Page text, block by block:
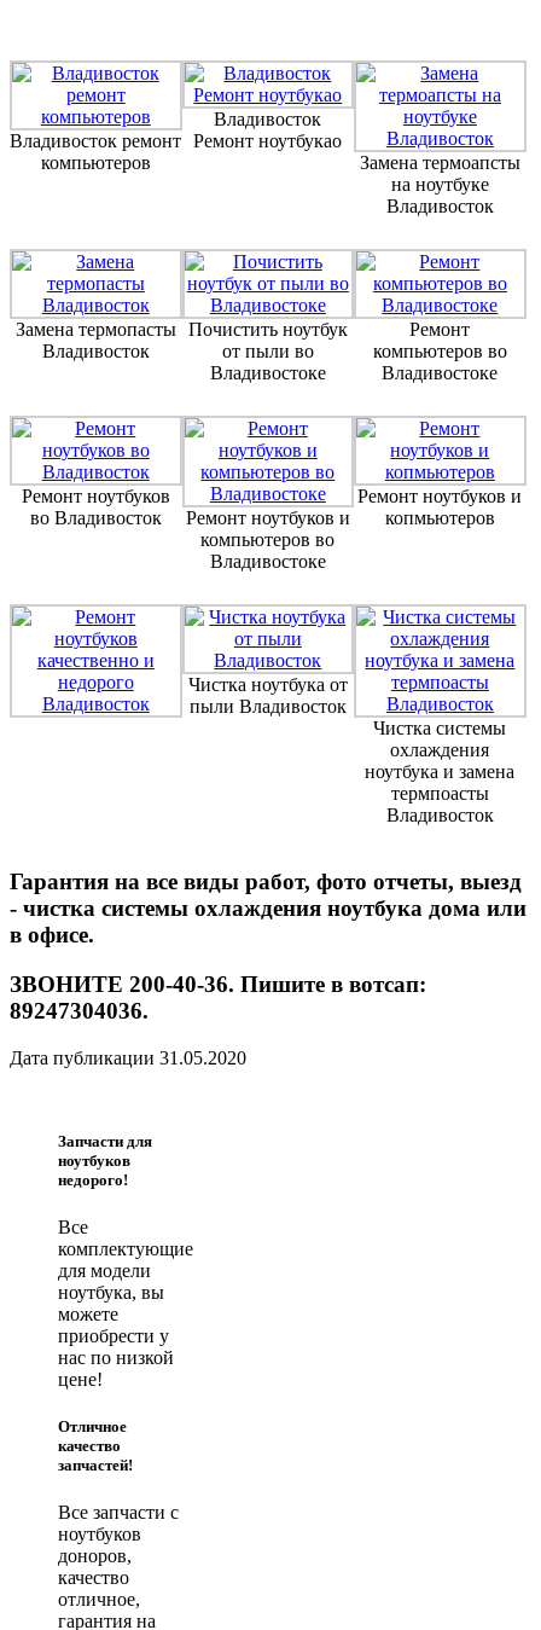
Владивосток ремонт
компьютеров
Владивосток
Ремонт ноутбукао
Замена термоапсты
на ноутбуке
Владивосток
Замена термопасты
Владивосток
Почистить ноутбук
от пыли во
Владивостоке
Ремонт
компьютеров во
Владивостоке
Ремонт ноутбуков
во Владивосток
Ремонт ноутбуков и
компьютеров во
Владивостоке
Ремонт ноутбуков и
копмьютеров
Чистка ноутбука от
пыли Владивосток
Чистка системы
охлаждения
ноутбука и замена
термпоасты
Владивосток
Гарантия на все виды работ, фото отчеты, выезд
- чистка системы охлаждения ноутбука дома или
в офисе.
ЗВОНИТЕ 200-40-36. Пишите в вотсап:
89247304036.
Дата публикации 31.05.2020
Запчасти для
ноутбуков
недорого!
Все
комплектующие
для модели
ноутбука, вы
можете
приобрести у
нас по низкой
цене!
Отличное
качество
запчастей!
Все запчасти с
ноутбуков
доноров,
качество
отличное,
гарантия на